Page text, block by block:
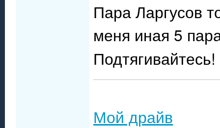
Пара Ларгусов
меня иная 5
Мой драйв